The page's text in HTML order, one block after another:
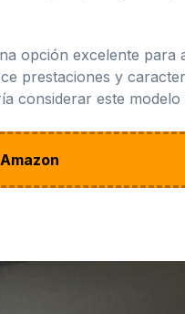
opción excelente para
prestaciones y
considerar este modelo